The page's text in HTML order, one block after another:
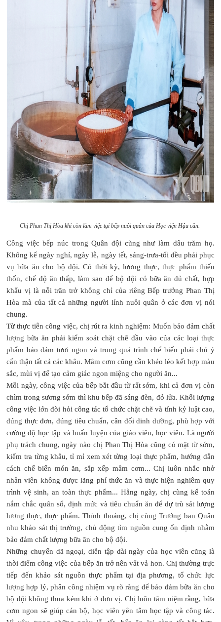
Chị Phan Thị Hòa khi còn làm việc tại bếp nuôi quân của Học viện Hậu cần.
Công việc bếp núc trong Quân đội cũng như làm dâu trăm họ.
Không kể ngày nghỉ, ngày lễ, ngày tết, sáng-trưa-tối đều phải phục
vụ bữa ăn cho bộ đội. Có thời kỳ, lương thực, thực phẩm thiếu
thốn, chế độ ăn thấp, làm sao để bộ đội có bữa ăn đủ chất, hợp
khẩu vị là nỗi trăn trở không chỉ của riêng Bếp trưởng Phan Thị
Hòa mà của tất cả những người lính nuôi quân ở các đơn vị nói
chung.
Từ thực tiễn công việc, chị rút ra kinh nghiệm: Muốn bảo đảm chất
lượng bữa ăn phải kiểm soát chặt chẽ đầu vào của các loại thực
phẩm bảo đảm tươi ngon và trong quá trình chế biến phải chú ý
cẩn thận tất cả các khâu. Mâm cơm cũng cần khéo léo kết hợp màu
sắc, mùi vị để tạo cảm giác ngon miệng cho người ăn...
Mỗi ngày, công việc của bếp bắt đầu từ rất sớm, khi cả đơn vị còn
chìm trong sương sớm thì khu bếp đã sáng đèn, đỏ lửa. Khối lượng
công việc lớn đòi hỏi công tác tổ chức chặt chẽ và tính kỷ luật cao,
đúng thực đơn, đúng tiêu chuẩn, cân đối dinh dưỡng, phù hợp với
cường độ học tập và huấn luyện của giáo viên, học viên. Là người
phụ trách chung, ngày nào chị Phan Thị Hòa cũng có mặt từ sớm,
kiểm tra từng khâu, tỉ mỉ xem xét từng loại thực phẩm, hướng dẫn
cách chế biến món ăn, sắp xếp mâm cơm... Chị luôn nhắc nhở
nhân viên không được lãng phí thức ăn và thực hiện nghiêm quy
trình vệ sinh, an toàn thực phẩm... Hằng ngày, chị cùng kế toán
nắm chắc quân số, định mức và tiêu chuẩn ăn để dự trù sát lượng
lương thực, thực phẩm. Thỉnh thoảng, chị cùng Trưởng ban Quân
nhu khảo sát thị trường, chủ động tìm nguồn cung ổn định nhằm
bảo đảm chất lượng bữa ăn cho bộ đội.
Những chuyến dã ngoại, diễn tập dài ngày của học viên cũng là
thời điểm công việc của bếp ăn trở nên vất vả hơn. Chị thường trực
tiếp đến khảo sát nguồn thực phẩm tại địa phương, tổ chức lực
lượng hợp lý, phân công nhiệm vụ rõ ràng để bảo đảm bữa ăn cho
bộ đội không thua kém khi ở đơn vị. Chị luôn tâm niệm rằng, bữa
cơm ngon sẽ giúp cán bộ, học viên yên tâm học tập và công tác.